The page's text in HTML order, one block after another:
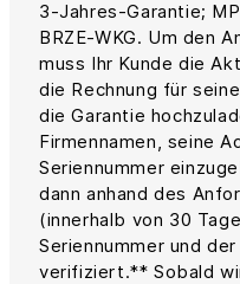
3‑Jahres‑Garantie;
BRZE-WKG. Um den
muss Ihr Kunde die
die Rechnung für
die Garantie
Firmennamen, seine
Seriennummer
dann anhand des
(innerhalb von 30
Seriennummer und
verifiziert.** Sobald